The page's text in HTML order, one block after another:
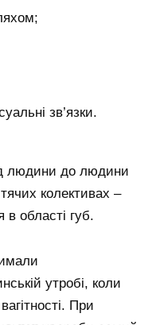
зв’язки.
людини до людини
колективах –
в області губ.
утробі, коли
При